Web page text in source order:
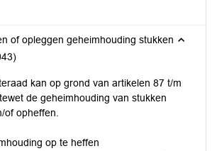
of opleggen geheimhouding stukken
kan op grond van artikelen 87 t/m
de geheimhouding van stukken
of opheffen.
op te heffen